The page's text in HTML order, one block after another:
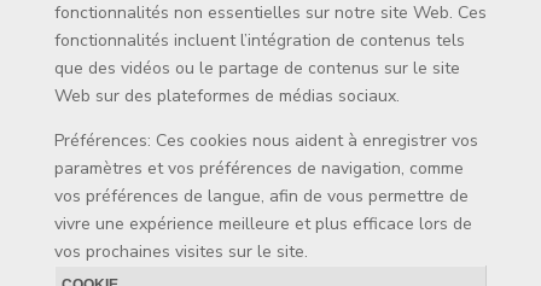
fonctionnalités non essentielles sur notre site Web. Ces
fonctionnalités incluent l’intégration de contenus tels
que des vidéos ou le partage de contenus sur le site
Web sur des plateformes de médias sociaux.
Préférences: Ces cookies nous aident à enregistrer vos
paramètres et vos préférences de navigation, comme
vos préférences de langue, afin de vous permettre de
vivre une expérience meilleure et plus efficace lors de
vos prochaines visites sur le site.